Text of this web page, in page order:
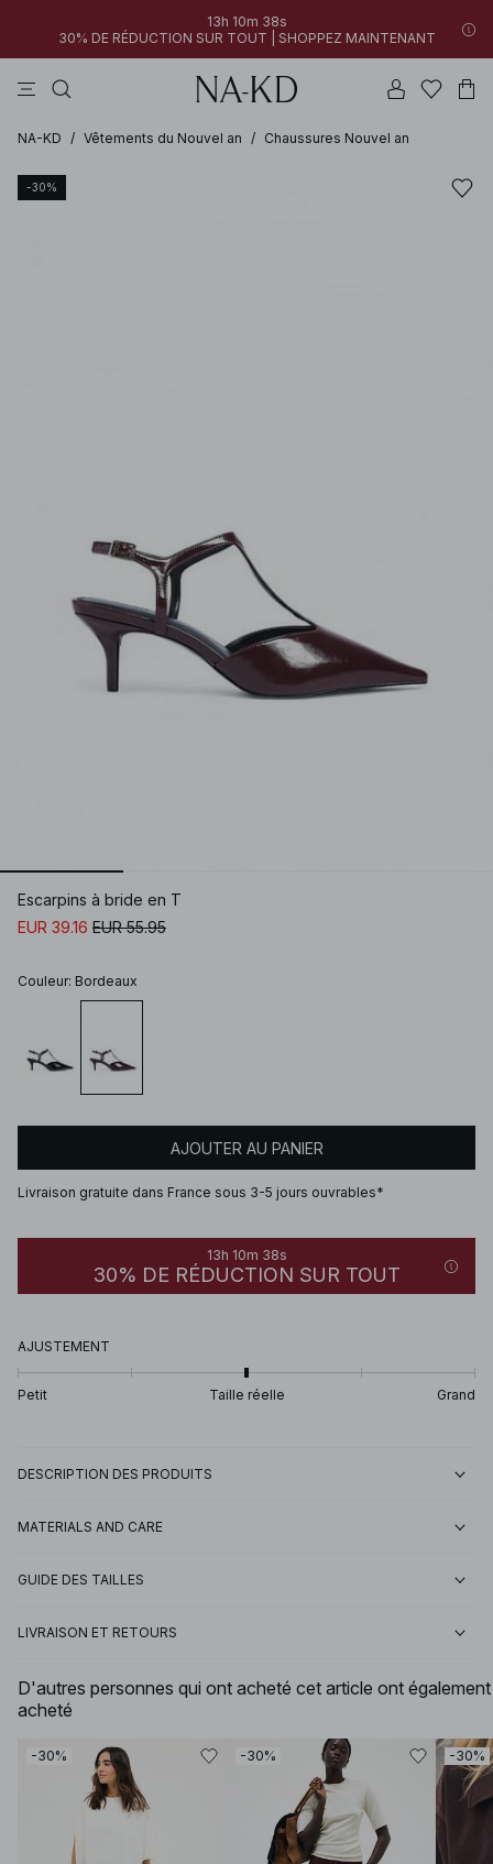
13h 10m 38s
30% DE RÉDUCTION SUR TOUT | SHOPPEZ MAINTENANT
NA-KD / Vêtements du Nouvel an / Chaussures Nouvel an
-30%
Escarpins à bride en T
EUR 39.16 EUR 55.95
Couleur: Bordeaux
AJOUTER AU PANIER
Livraison gratuite dans France sous 3-5 jours ouvrables*
13h 10m 38s
30% DE RÉDUCTION SUR TOUT
AJUSTEMENT
Petit Taille réelle Grand
DESCRIPTION DES PRODUITS
MATERIALS AND CARE
GUIDE DES TAILLES
LIVRAISON ET RETOURS
D'autres personnes qui ont acheté cet article ont également
acheté
-30% -30% -30%